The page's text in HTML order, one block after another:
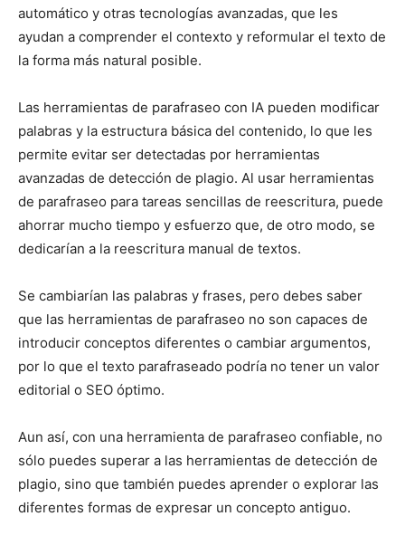
automático y otras tecnologías avanzadas, que les
ayudan a comprender el contexto y reformular el texto de
la forma más natural posible.
Las herramientas de parafraseo con IA pueden modificar
palabras y la estructura básica del contenido, lo que les
permite evitar ser detectadas por herramientas
avanzadas de detección de plagio. Al usar herramientas
de parafraseo para tareas sencillas de reescritura, puede
ahorrar mucho tiempo y esfuerzo que, de otro modo, se
dedicarían a la reescritura manual de textos.
Se cambiarían las palabras y frases, pero debes saber
que las herramientas de parafraseo no son capaces de
introducir conceptos diferentes o cambiar argumentos,
por lo que el texto parafraseado podría no tener un valor
editorial o SEO óptimo.
Aun así, con una herramienta de parafraseo confiable, no
sólo puedes superar a las herramientas de detección de
plagio, sino que también puedes aprender o explorar las
diferentes formas de expresar un concepto antiguo.